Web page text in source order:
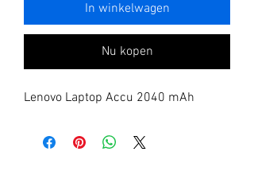
In winkelwagen
Nu kopen
Lenovo Laptop Accu 2040 mAh